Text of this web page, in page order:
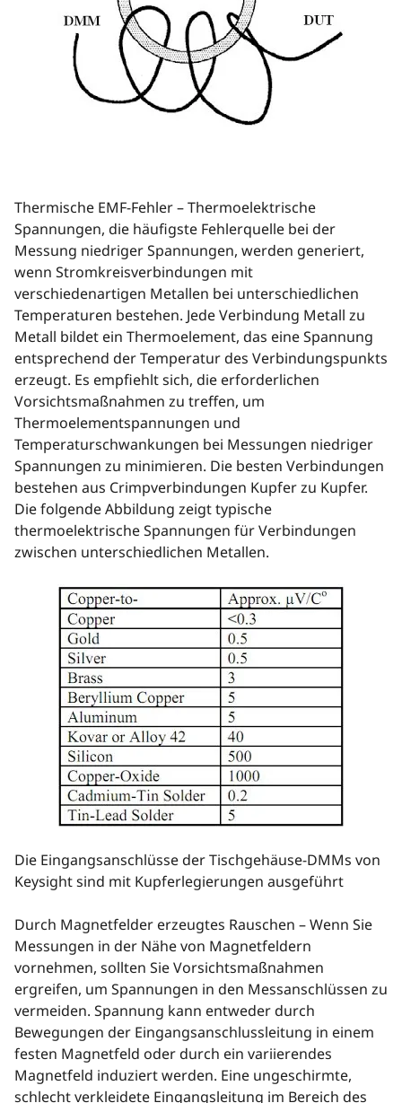
Thermische EMF-Fehler – Thermoelektrische
Spannungen, die häufigste Fehlerquelle bei der
Messung niedriger Spannungen, werden generiert,
wenn Stromkreisverbindungen mit
verschiedenartigen Metallen bei unterschiedlichen
Temperaturen bestehen. Jede Verbindung Metall zu
Metall bildet ein Thermoelement, das eine Spannung
entsprechend der Temperatur des Verbindungspunkts
erzeugt. Es empfiehlt sich, die erforderlichen
Vorsichtsmaßnahmen zu treffen, um
Thermoelementspannungen und
Temperaturschwankungen bei Messungen niedriger
Spannungen zu minimieren. Die besten Verbindungen
bestehen aus Crimpverbindungen Kupfer zu Kupfer.
Die folgende Abbildung zeigt typische
thermoelektrische Spannungen für Verbindungen
zwischen unterschiedlichen Metallen.
Die Eingangsanschlüsse der Tischgehäuse-DMMs von
Keysight sind mit Kupferlegierungen ausgeführt
Durch Magnetfelder erzeugtes Rauschen – Wenn Sie
Messungen in der Nähe von Magnetfeldern
vornehmen, sollten Sie Vorsichtsmaßnahmen
ergreifen, um Spannungen in den Messanschlüssen zu
vermeiden. Spannung kann entweder durch
Bewegungen der Eingangsanschlussleitung in einem
festen Magnetfeld oder durch ein variierendes
Magnetfeld induziert werden. Eine ungeschirmte,
schlecht verkleidete Eingangsleitung im Bereich des